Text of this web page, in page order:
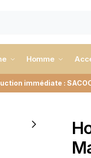
Homme
immédiate :